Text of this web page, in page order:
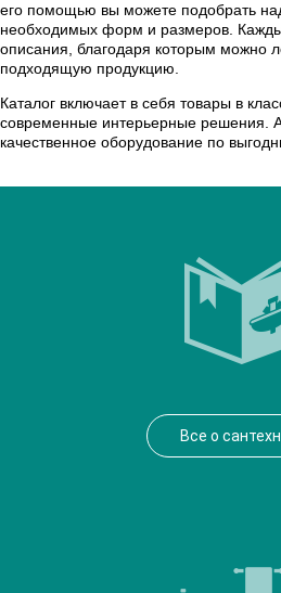
его помощью вы можете подобрать
необходимых форм и размеров.
описания, благодаря которым можно
подходящую продукцию.
Каталог включает в себя товары в
современные интерьерные решения.
качественное оборудование по
Все о